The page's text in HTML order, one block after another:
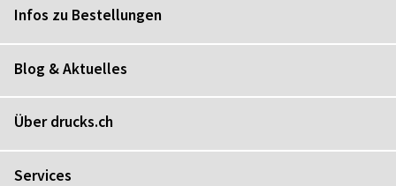
Infos zu Bestellungen
Blog & Aktuelles
Über drucks.ch
Services